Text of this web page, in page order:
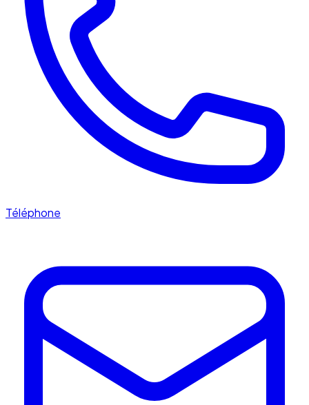
Téléphone